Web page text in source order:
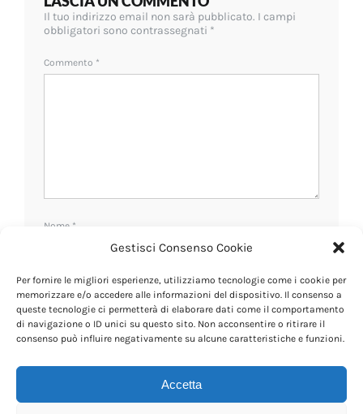
Gestisci Consenso Cookie
Per fornire le migliori esperienze, utilizziamo tecnologie come i cookie per
memorizzare e/o accedere alle informazioni del dispositivo. Il consenso a
queste tecnologie ci permetterà di elaborare dati come il comportamento
di navigazione o ID unici su questo sito. Non acconsentire o ritirare il
consenso può influire negativamente su alcune caratteristiche e funzioni.
Accetta
Il tuo indirizzo email non sarà pubblicato. I campi
obbligatori sono contrassegnati *
Commento *
Nome *
Email*